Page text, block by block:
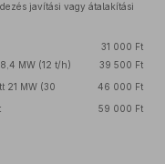
javítási vagy átalakítási
31 000 Ft
MW (12 t/h)
39 500 Ft
21 MW (30
46 000 Ft
59 000 Ft